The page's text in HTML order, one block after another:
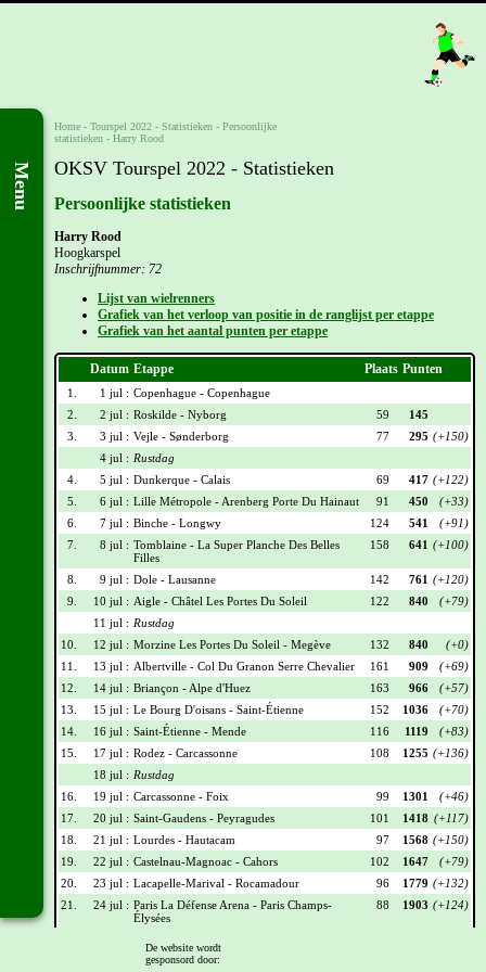
Menu
Home - Tourspel 2022 - Statistieken - Persoonlijke
statistieken - Harry Rood
OKSV Tourspel 2022 - Statistieken
Persoonlijke statistieken
Harry Rood
Hoogkarspel
Inschrijfnummer: 72
Lijst van wielrenners
Grafiek van het verloop van positie in de ranglijst per etappe
Grafiek van het aantal punten per etappe
Datum Etappe Plaats Punten
1. 1 jul : Copenhague - Copenhague
2.
2 jul : Roskilde - Nyborg 59
145
3.
3 jul : Vejle - Sønderborg 77 295 (+150)
4 jul : Rustdag
4.
5 jul : Dunkerque - Calais 69 417 (+122)
5.
6 jul : Lille Métropole - Arenberg Porte Du Hainaut 91 450
(+33)
6.
7 jul : Binche - Longwy 124 541
(+91)
7.
8 jul : Tomblaine - La Super Planche Des Belles
Filles
158 641 (+100)
8. 9 jul : Dole - Lausanne 142 761 (+120)
9.
10 jul : Aigle - Châtel Les Portes Du Soleil 122 840
(+79)
11 jul : Rustdag
10.
12 jul : Morzine Les Portes Du Soleil - Megève 132 840
(+0)
11.
13 jul : Albertville - Col Du Granon Serre Chevalier 161 909
(+69)
12.
14 jul : Briançon - Alpe d'Huez 163 966
(+57)
13.
15 jul : Le Bourg D'oisans - Saint-Étienne 152 1036
(+70)
14.
16 jul : Saint-Étienne - Mende 116 1119
(+83)
15.
17 jul : Rodez - Carcassonne 108 1255 (+136)
18 jul : Rustdag
16.
19 jul : Carcassonne - Foix 99 1301
(+46)
17.
20 jul : Saint-Gaudens - Peyragudes 101 1418 (+117)
18.
21 jul : Lourdes - Hautacam 97 1568 (+150)
19.
22 jul : Castelnau-Magnoac - Cahors 102 1647
(+79)
20.
23 jul : Lacapelle-Marival - Rocamadour 96 1779 (+132)
21.
24 jul : Paris La Défense Arena - Paris Champs-
Élysées
88 1903 (+124)
Wielrennerslijst
De website wordt
gesponsord door: